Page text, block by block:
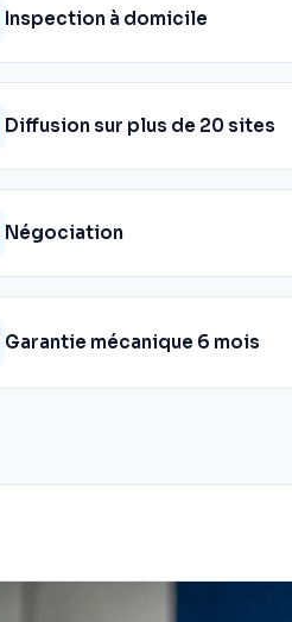
Inspection à domicile
Diffusion sur plus de 20 sites
Négociation
Garantie mécanique 6 mois